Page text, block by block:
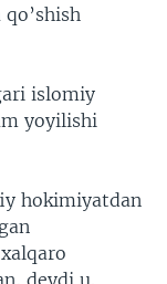
islomiy
yoyilishi
hokimiyatdan
deydi u.